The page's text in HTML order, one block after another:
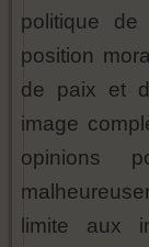
politique
position
de paix et
image
opinions
limite aux